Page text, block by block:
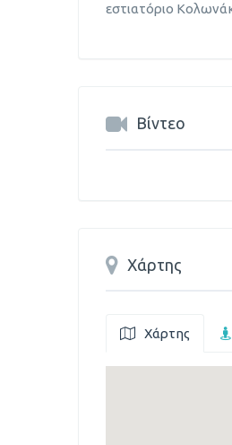
εστιατόριο
Βίντεο
Χάρτης
Χάρτης